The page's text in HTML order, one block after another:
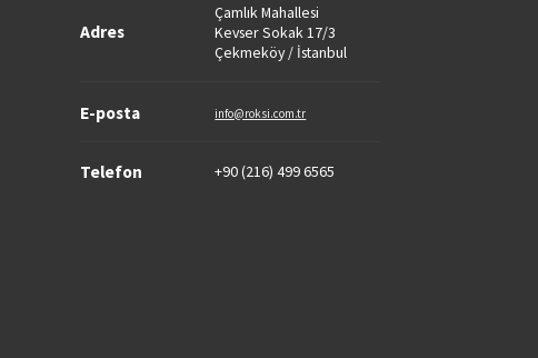
Adres
Çamlık Mahallesi
Kevser Sokak 17/3
Çekmeköy / İstanbul
E-posta info@roksi.com.tr
Telefon +90 (216) 499 6565